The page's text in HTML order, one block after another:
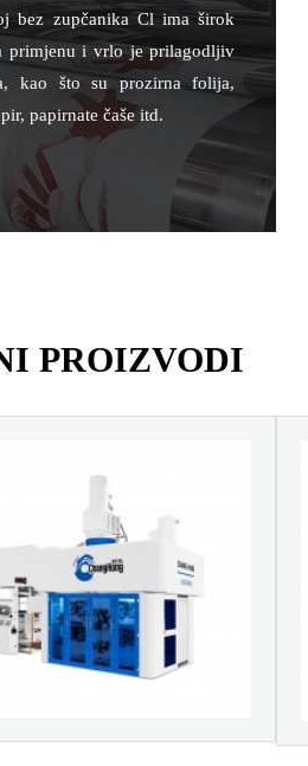
bez zupčanika Cl ima širok
primjenu i vrlo je prilagodljiv
kao što su prozirna folija,
papirnate čaše itd.
PROIZVODI